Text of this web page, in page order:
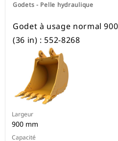
Godets - Pelle hydraulique
Godet à usage normal
(36 in) : 552-8268
Largeur
900 mm
Capacité